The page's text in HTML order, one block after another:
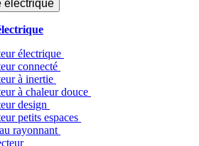
électrique
électrique
connecté
à inertie
à chaleur douce
design
petits espaces
rayonnant